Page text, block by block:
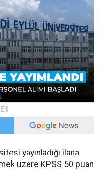
yayınladığı ilana
üzere KPSS 50 puan